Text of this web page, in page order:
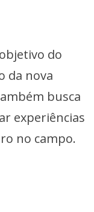
do
da nova
busca
experiências
no campo.